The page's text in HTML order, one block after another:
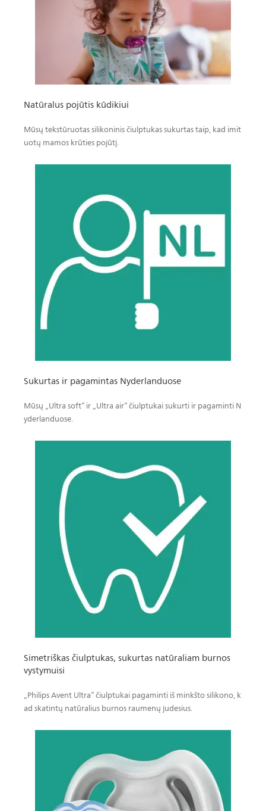
Natūralus pojūtis kūdikiui
Mūsų tekstūruotas silikoninis čiulptukas sukurtas taip, kad imit
uotų mamos krūties pojūtį.
Sukurtas ir pagamintas Nyderlanduose
Mūsų „Ultra soft“ ir „Ultra air“ čiulptukai sukurti ir pagaminti N
yderlanduose.
Simetriškas čiulptukas, sukurtas natūraliam burnos
vystymuisi
„Philips Avent Ultra“ čiulptukai pagaminti iš minkšto silikono, k
ad skatintų natūralius burnos raumenų judesius.